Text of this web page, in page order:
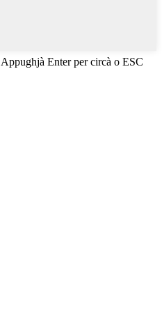
Appughjà Enter per circà o ESC